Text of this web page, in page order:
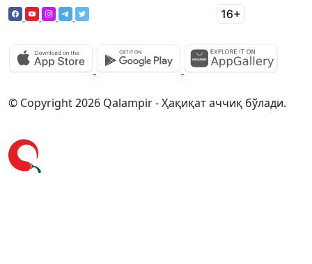
© Copyright 2026 Qalampir - Ҳақиқат аччиқ бўлади.